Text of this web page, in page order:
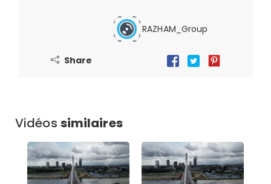
RAZHAM_Group
Share
Vidéos similaires